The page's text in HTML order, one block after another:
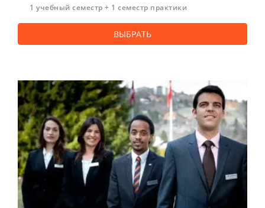
1 учебный семестр + 1 семестр практики
ВЫБРАТЬ